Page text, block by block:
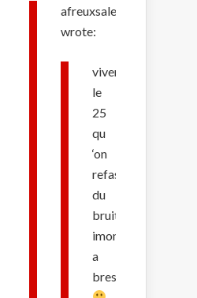
afreuxsalemechant
wrote:
vivement
le
25
qu
‘on
refasse
du
bruit
imonde
a
brest